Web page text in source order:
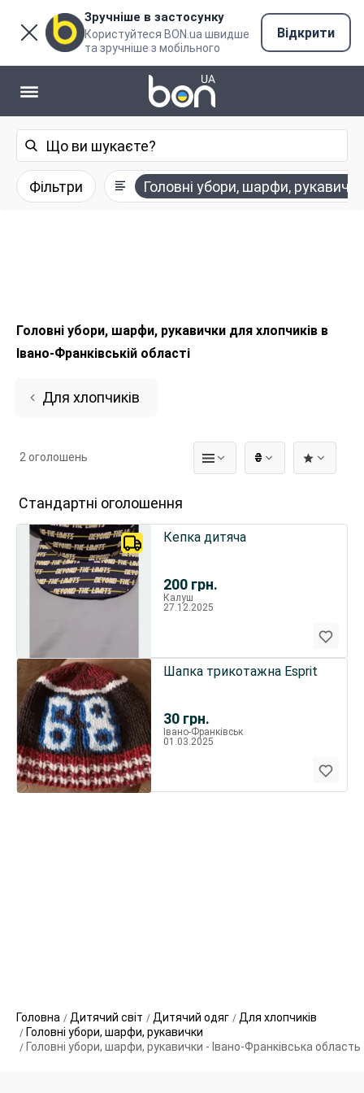
Зручніше в застосунку
Користуйтеся BON.ua швидше
та зручніше з мобільного
Відкрити
Фільтри Головні убори, шарфи, рукавички
Головні убори, шарфи, рукавички для хлопчиків в
Івано-Франківській області
Для хлопчиків
₴
2 оголошень
Стандартні оголошення
200 грн.
Кепка дитяча
Калуш
27.12.2025
30 грн.
Шапка трикотажна Esprit
Івано-Франківськ
01.03.2025
Головна Дитячий світ Дитячий одяг
Для хлопчиків
Головні убори, шарфи, рукавички
Головні убори, шарфи, рукавички - Івано-Франківська область